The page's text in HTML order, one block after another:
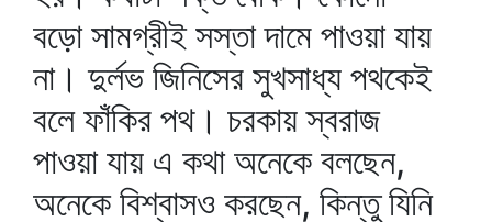
বড়ো সামগ্রীই সস্তা দামে পাওয়া যায়
না। দুর্লভ জিনিসের সুখসাধ্য পথকেই
বলে ফাঁকির পথ। চরকায় স্বরাজ
পাওয়া যায় এ কথা অনেকে বলছেন,
অনেকে বিশ্বাসও করছেন, কিন্তু যিনি